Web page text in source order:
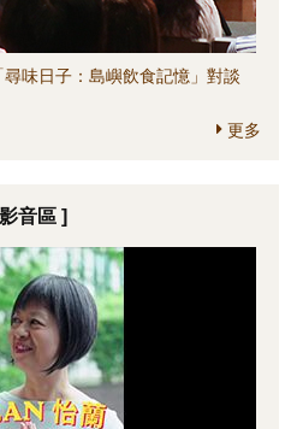
味日子：島嶼飲食記憶」對談
更多
音區 ]